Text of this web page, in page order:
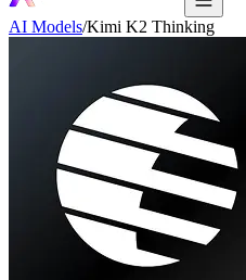
AI Models/Kimi K2 Thinking